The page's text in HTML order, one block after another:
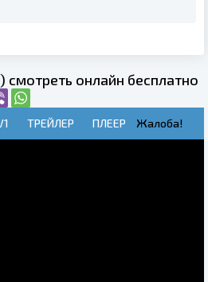
онлайн бесплатно
ТРЕЙЛЕР ПЛЕЕР Жалоба!